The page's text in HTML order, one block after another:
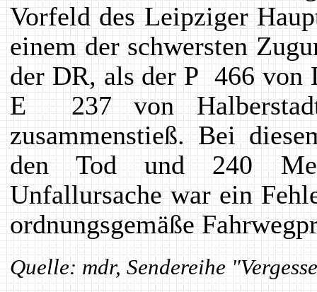
Vorfeld des Leipziger
einem der schwersten
der DR, als der P 466 von
E 237 von
zusammenstieß. Bei
den Tod und 240
Unfallursache war ein
ordnungsgemäße
Quelle: mdr, Sendereihe